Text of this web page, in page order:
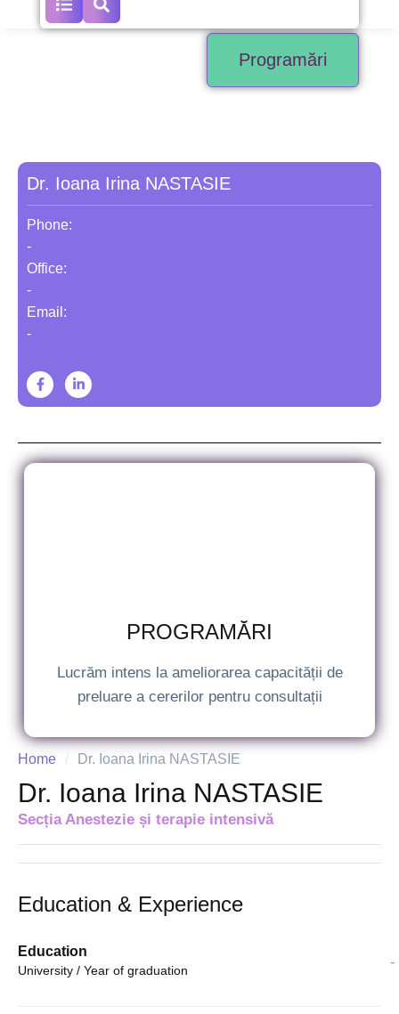
Programări
Dr. Ioana Irina NASTASIE
Phone:
-
Office:
-
Email:
-
PROGRAMĂRI
Lucrăm intens la ameliorarea capacității de
preluare a cererilor pentru consultații
Home / Dr. Ioana Irina NASTASIE
Dr. Ioana Irina NASTASIE
Secția Anestezie și terapie intensivă
Education & Experience
Education
University / Year of graduation -